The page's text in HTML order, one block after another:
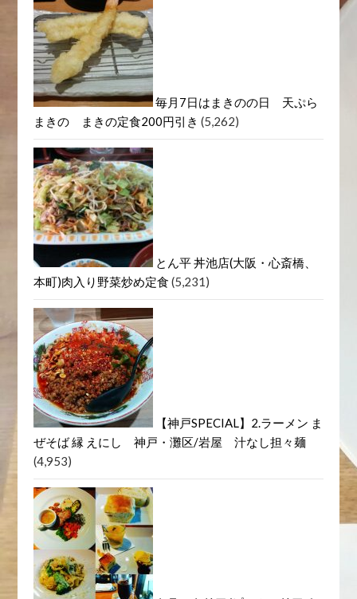
毎月7日はまきのの日 天ぷら
まきの まきの定食200円引き (5,262)
とん平 丼池店(大阪・心斎橋、
本町)肉入り野菜炒め定食 (5,231)
【神戸SPECIAL】2.ラーメン ま
ぜそば 縁 えにし 神戸・灘区/岩屋 汁なし担々麺
(4,953)